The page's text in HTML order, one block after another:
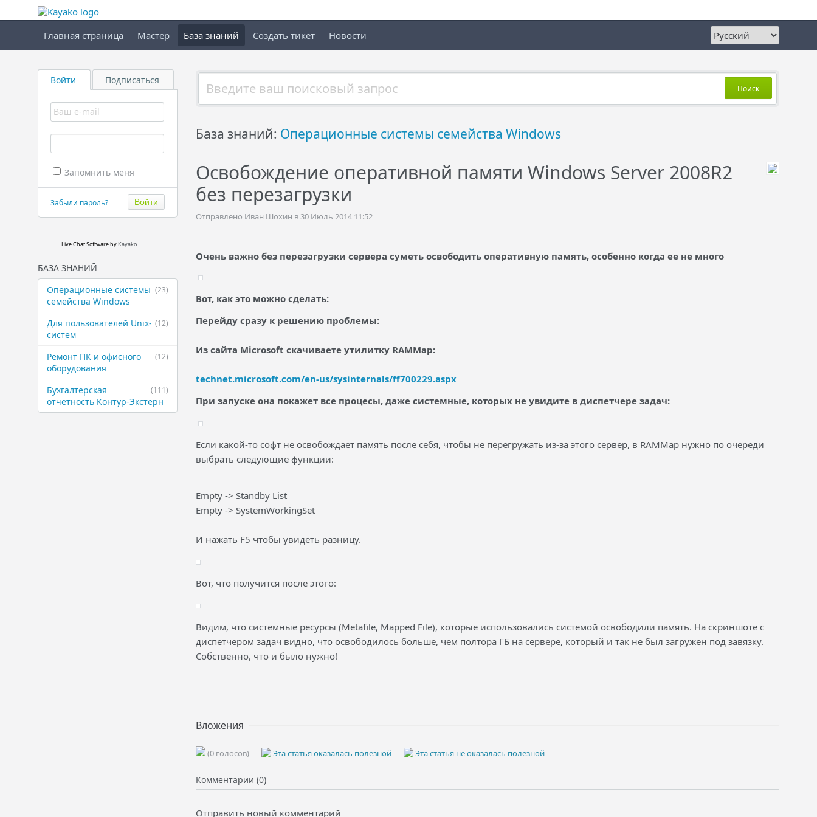
Главная страница Мастер База знаний Создать тикет Новости
Войти Подписаться
Запомнить меня
Забыли пароль?
Live Chat Softwareby Kayako
БАЗА ЗНАНИЙ
(23)
Операционные ​системы ​
семейства Windows
(12)
Для ​пользователей ​Unix-
систем
(12)
Ремонт ПК и ​офисного ​
оборудования
(111)
Бухгалтерская ​
отчетность ​Контур-Экстерн
Поиск
База знаний: Операционные системы семейства Windows
Освобождение оперативной памяти Windows Server 2008R2
без перезагрузки
Отправлено Иван Шохин в 30 Июль 2014 11:52
Очень важно без перезагрузки сервера суметь освободить оперативную память, особенно когда ее не много
Вот, как это можно сделать:
Перейду сразу к решению проблемы:
Из сайта Microsoft скачиваете утилитку RAMMap:
technet.microsoft.com/en-us/sysinternals/ff700229.aspx
При запуске она покажет все процесы, даже системные, которых не увидите в диспетчере задач:
Если какой-то софт не освобождает память после себя, чтобы не перегружать из-за этого сервер, в RAMMap нужно по очереди
выбрать следующие функции:
Empty -> Standby List
Empty -> SystemWorkingSet
И нажать F5 чтобы увидеть разницу.
Вот, что получится после этого:
Видим, что системные ресурсы (Metafile, Mapped File), которые использовались системой освободили память. На скриншоте с
диспетчером задач видно, что освободилось больше, чем полтора ГБ на сервере, который и так не был загружен под завязку.
Собственно, что и было нужно!
Вложения
(0 голосов) Эта статья оказалась полезной Эта статья не оказалась полезной
Комментарии (0)
Отправить новый комментарий